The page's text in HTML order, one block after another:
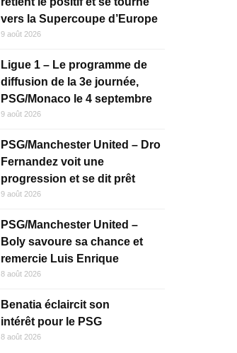
vers la Supercoupe d’Europe
9 août 2026
Ligue 1 – Le programme de
diffusion de la 3e journée,
PSG/Monaco le 4 septembre
9 août 2026
PSG/Manchester United – Dro
Fernandez voit une
progression et se dit prêt
9 août 2026
PSG/Manchester United –
Boly savoure sa chance et
remercie Luis Enrique
8 août 2026
Benatia éclaircit son
intérêt pour le PSG
8 août 2026